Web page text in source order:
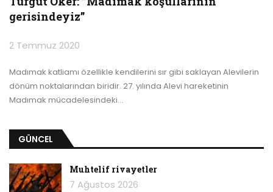
gerisindeyiz”
2 Temmuz 2020
Madımak katliamı özellikle kendilerini sır gibi saklayan Alevilerin
dönüm noktalarından biridir. 27. yılında Alevi hareketinin
Madımak mücadelesindeki…
GÜNCEL
Muhtelif rivayetler
7 Ağustos 2026